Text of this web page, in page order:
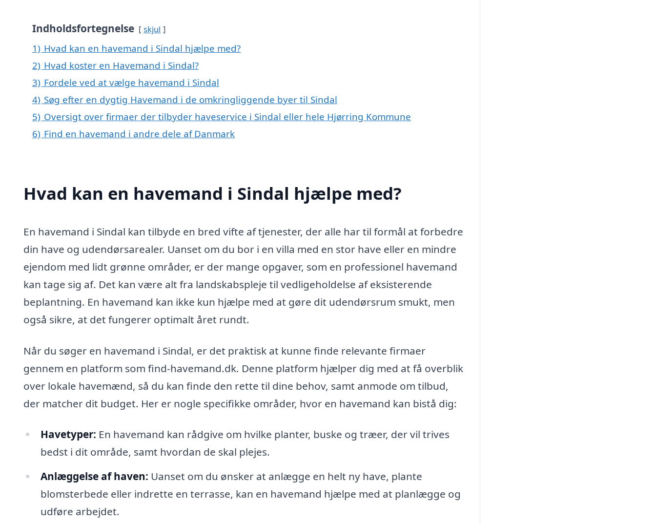
Indholdsfortegnelse skjul
1) Hvad kan en havemand i Sindal hjælpe med?
2) Hvad koster en Havemand i Sindal?
3) Fordele ved at vælge havemand i Sindal
4) Søg efter en dygtig Havemand i de omkringliggende byer til Sindal
5) Oversigt over firmaer der tilbyder haveservice i Sindal eller hele Hjørring Kommune
6) Find en havemand i andre dele af Danmark
Hvad kan en havemand i Sindal hjælpe med?
En havemand i Sindal kan tilbyde en bred vifte af tjenester, der alle har til formål at forbedre
din have og udendørsarealer. Uanset om du bor i en villa med en stor have eller en mindre
ejendom med lidt grønne områder, er der mange opgaver, som en professionel havemand
kan tage sig af. Det kan være alt fra landskabspleje til vedligeholdelse af eksisterende
beplantning. En havemand kan ikke kun hjælpe med at gøre dit udendørsrum smukt, men
også sikre, at det fungerer optimalt året rundt.
Når du søger en havemand i Sindal, er det praktisk at kunne finde relevante firmaer
gennem en platform som find-havemand.dk. Denne platform hjælper dig med at få overblik
over lokale havemænd, så du kan finde den rette til dine behov, samt anmode om tilbud,
der matcher dit budget. Her er nogle specifikke områder, hvor en havemand kan bistå dig:
Havetyper: En havemand kan rådgive om hvilke planter, buske og træer, der vil trives
bedst i dit område, samt hvordan de skal plejes.
Anlæggelse af haven: Uanset om du ønsker at anlægge en helt ny have, plante
blomsterbede eller indrette en terrasse, kan en havemand hjælpe med at planlægge og
udføre arbejdet.